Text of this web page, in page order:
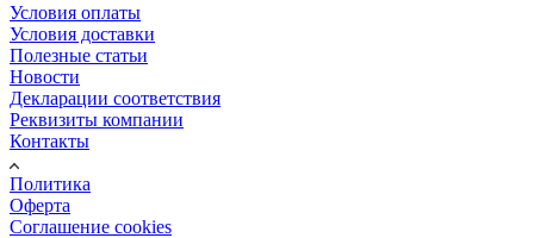
Условия оплаты
Условия доставки
Полезные статьи
Новости
Декларации соответствия
Реквизиты компании
Контакты
Политика
Оферта
Соглашение cookies